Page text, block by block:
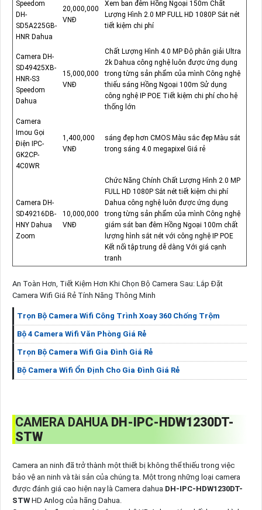
Speedom
DH-
SD5A225GB-
HNR Dahua
20,000,000
VNĐ
Xem ban đêm Hồng Ngoại 150m Chất
Lượng Hình 2.0 MP FULL HD 1080P Sắt nét
tiết kiệm chi phí
Camera DH-
SD49425XB-
HNR-S3
Speedom
Dahua
15,000,000
VNĐ
Chất Lượng Hình 4.0 MP Độ phân giải Ultra
2k Dahua công nghệ luôn được ứng dụng
trong từng sản phẩm của mình Công nghệ
thiếu sáng Hồng Ngoại 100m Sử dụng
công nghệ IP POE Tiết kiệm chi phí cho hệ
thống lớn
Camera
Imou Gọi
Điện IPC-
GK2CP-
4C0WR
1,400,000
VNĐ
sáng đẹp hơn CMOS Màu sắc đẹp Màu sắt
trong sáng 4.0 megapixel Giá rẻ
Camera DH-
SD49216DB-
HNY Dahua
Zoom
10,000,000
VNĐ
Chức Năng Chính Chất Lượng Hình 2.0 MP
FULL HD 1080P Sắt nét tiết kiệm chi phí
Dahua công nghệ luôn được ứng dụng
trong từng sản phẩm của mình Công nghệ
giám sát ban đêm Hồng Ngoại 100m chất
lượng hình sắt nét với công nghệ IP POE
Kết nối tập trung dễ dàng Với giá cạnh
tranh
An Toàn Hơn, Tiết Kiệm Hơn Khi Chọn Bộ Camera Sau: Lắp Đặt
Camera Wifi Giá Rẻ Tính Năng Thông Minh
Trọn Bộ Camera Wifi Công Trình Xoay 360 Chống Trộm
Bộ 4 Camera Wifi Văn Phòng Giá Rẻ
Trọn Bộ Camera Wifi Gia Đình Giá Rẻ
Bộ Camera Wifi Ổn Định Cho Gia Đình Giá Rẻ
CAMERA DAHUA DH-IPC-HDW1230DT-
STW
Camera an ninh đã trở thành một thiết bị không thể thiếu trong việc
bảo vệ an ninh và tài sản của chúng ta. Một trong những loại camera
được đánh giá cao hiện nay là Camera dahua DH-IPC-HDW1230DT-
STWHD Anlog của hãng Dahua.